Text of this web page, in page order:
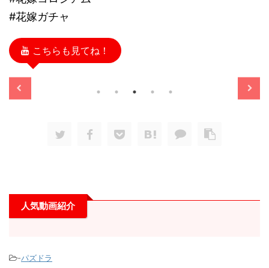
#花嫁ガチャ
こちらも見てね！
11/13
人気動画紹介
-パズドラ